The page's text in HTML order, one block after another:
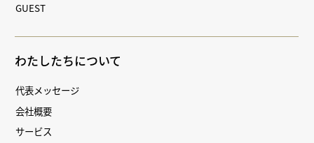
GUEST
わたしたちについて
代表メッセージ
会社概要
サービス